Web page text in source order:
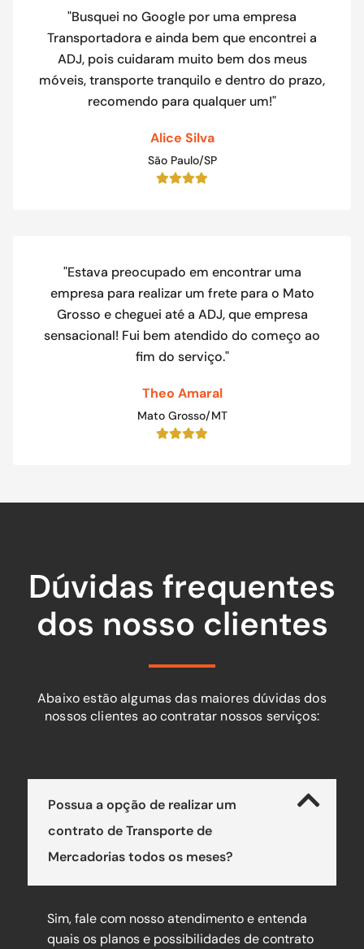
"Busquei no Google por uma empresa
Transportadora e ainda bem que encontrei a
ADJ, pois cuidaram muito bem dos meus
móveis, transporte tranquilo e dentro do prazo,
recomendo para qualquer um!"
Alice Silva
São Paulo/SP
"Estava preocupado em encontrar uma
empresa para realizar um frete para o Mato
Grosso e cheguei até a ADJ, que empresa
sensacional! Fui bem atendido do começo ao
fim do serviço."
Theo Amaral
Mato Grosso/MT
Dúvidas frequentes
dos nosso clientes
Abaixo estão algumas das maiores dúvidas dos
nossos clientes ao contratar nossos serviços:
Possua a opção de realizar um
contrato de Transporte de
Mercadorias todos os meses?
Sim, fale com nosso atendimento e entenda
quais os planos e possibilidades de contrato